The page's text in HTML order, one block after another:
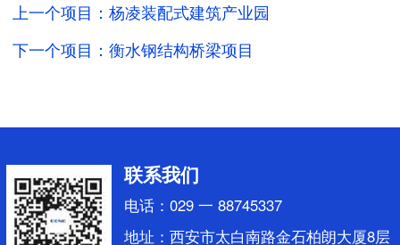
上一个项目：杨凌装配式建筑产业园
下一个项目：衡水钢结构桥梁项目
联系我们
电话：029 一 88745337
地址：西安市太白南路金石柏朗大厦8层